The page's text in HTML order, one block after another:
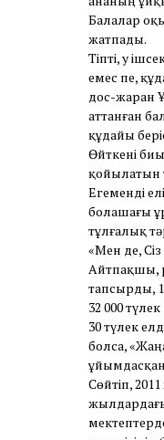
Балалар
жатпады.
Тіпті, у
емес пе,
дос-жаран
аттанған
құдайы
Өйткені
қойылатын
Егеменді
болашағы
тұлғалық
«Мен де,
Айтпақшы,
тапсырды,
32 000
30 түлек
болса,
Сөйтіп,